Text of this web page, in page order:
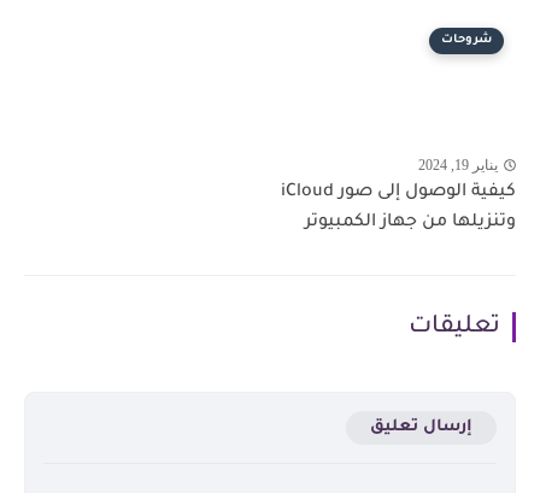
شروحات
يناير 19, 2024
كيفية الوصول إلى صور iCloud
وتنزيلها من جهاز الكمبيوتر
تعليقات
إرسال تعليق